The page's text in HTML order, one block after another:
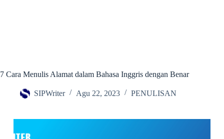
7 Cara Menulis Alamat dalam Bahasa Inggris dengan Benar
SIPWriter Agu 22, 2023 PENULISAN